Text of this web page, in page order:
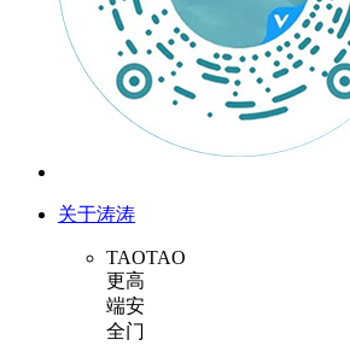
关于涛涛
TAOTAO
更高
端安
全门